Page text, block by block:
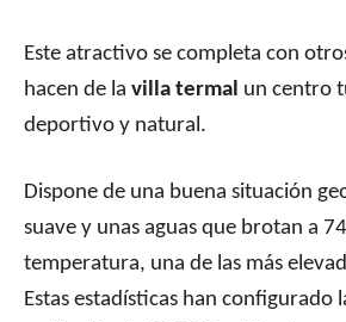
Este atractivo se completa con
hacen de la villa termal un centro
deportivo y natural.
Dispone de una buena situación
suave y unas aguas que brotan a 74
temperatura, una de las más
Estas estadísticas han configurado